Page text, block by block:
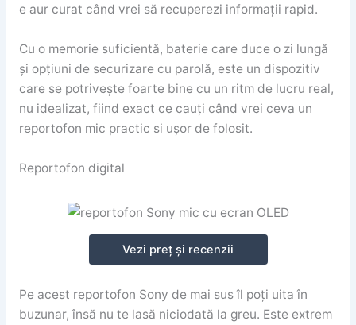
e aur curat când vrei să recuperezi informații rapid.
Cu o memorie suficientă, baterie care duce o zi lungă
și opțiuni de securizare cu parolă, este un dispozitiv
care se potrivește foarte bine cu un ritm de lucru real,
nu idealizat, fiind exact ce cauți când vrei ceva un
reportofon mic practic si ușor de folosit.
Reportofon digital
Vezi preț și recenzii
Pe acest reportofon Sony de mai sus îl poți uita în
buzunar, însă nu te lasă niciodată la greu. Este extrem